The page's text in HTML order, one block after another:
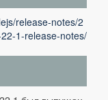
release-notes/2
1-release-notes/